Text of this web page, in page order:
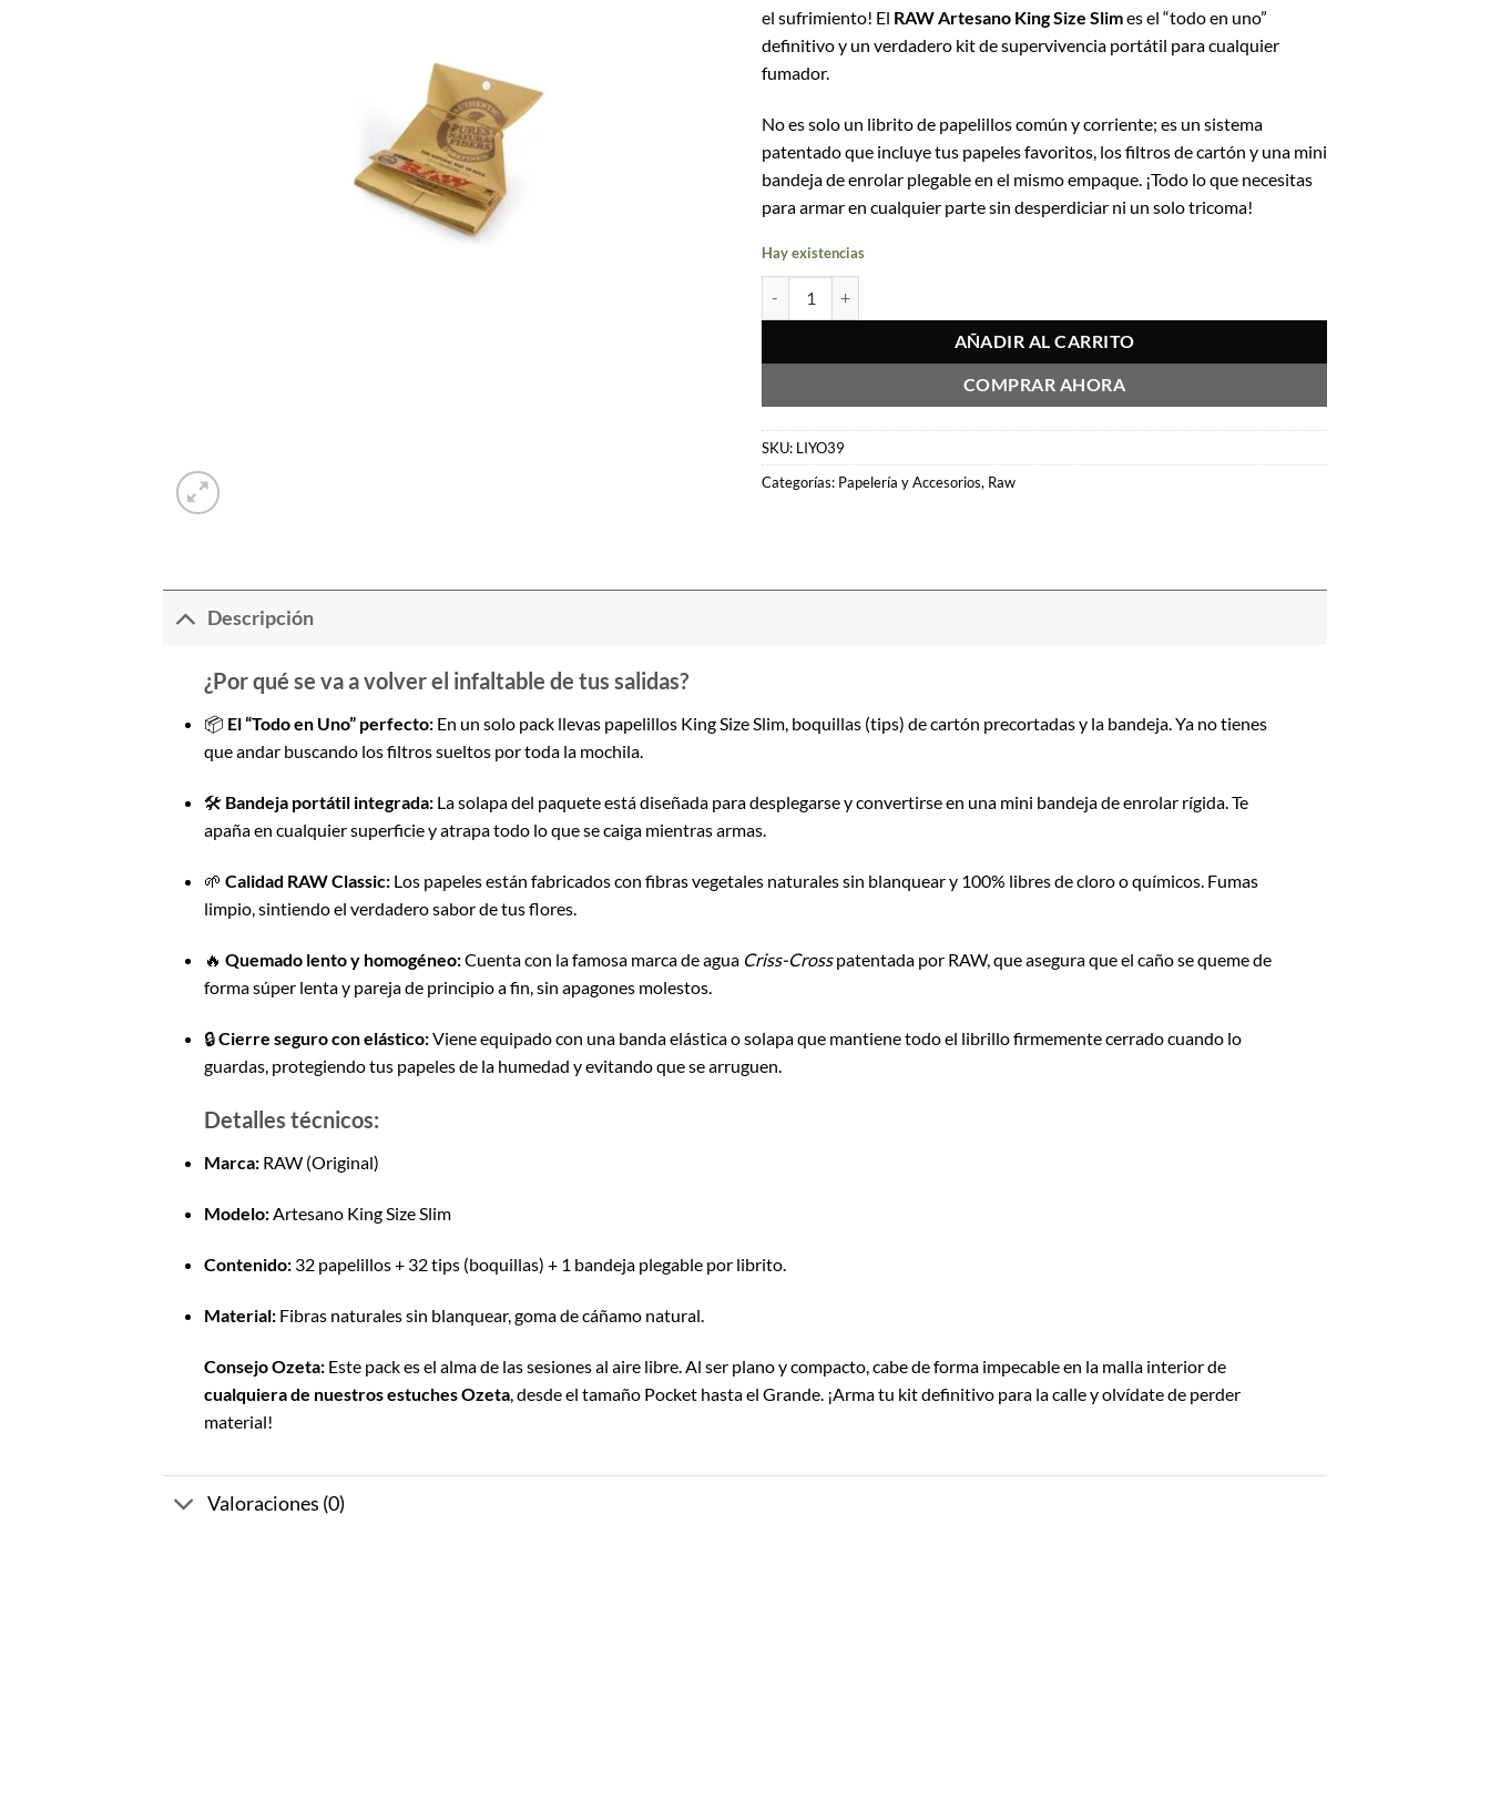
el sufrimiento! El RAW Artesano King Size Slimes el “todo en uno”
definitivo y un verdadero kit de supervivencia portátil para cualquier
fumador.
No es solo un librito de papelillos común y corriente; es un sistema
patentado que incluye tus papeles favoritos, los filtros de cartón y una mini
bandeja de enrolar plegable en el mismo empaque. ¡Todo lo que necesitas
para armar en cualquier parte sin desperdiciar ni un solo tricoma!
Hay existencias
AÑADIR AL CARRITO
COMPRAR AHORA
SKU: LIYO39
Categorías: Papelería y Accesorios, Raw
Descripción
¿Por qué se va a volver el infaltable de tus salidas?
📦 El “Todo en Uno” perfecto:En un solo pack llevas papelillos King Size Slim, boquillas (tips) de cartón precortadas y la bandeja. Ya no tienes
que andar buscando los filtros sueltos por toda la mochila.
🛠️ Bandeja portátil integrada:La solapa del paquete está diseñada para desplegarse y convertirse en una mini bandeja de enrolar rígida. Te
apaña en cualquier superficie y atrapa todo lo que se caiga mientras armas.
🌱 Calidad RAW Classic:Los papeles están fabricados con fibras vegetales naturales sin blanquear y 100% libres de cloro o químicos. Fumas
limpio, sintiendo el verdadero sabor de tus flores.
🔥 Quemado lento y homogéneo:Cuenta con la famosa marca de agua Criss-Crosspatentada por RAW, que asegura que el caño se queme de
forma súper lenta y pareja de principio a fin, sin apagones molestos.
🔒Cierre seguro con elástico:Viene equipado con una banda elástica o solapa que mantiene todo el librillo firmemente cerrado cuando lo
guardas, protegiendo tus papeles de la humedad y evitando que se arruguen.
Detalles técnicos:
Marca:RAW (Original)
Modelo:Artesano King Size Slim
Contenido:32 papelillos + 32 tips (boquillas) + 1 bandeja plegable por librito.
Material:Fibras naturales sin blanquear, goma de cáñamo natural.
Consejo Ozeta:Este pack es el alma de las sesiones al aire libre. Al ser plano y compacto, cabe de forma impecable en la malla interior de
cualquiera de nuestros estuches Ozeta, desde el tamaño Pocket hasta el Grande. ¡Arma tu kit definitivo para la calle y olvídate de perder
material!
Valoraciones (0)